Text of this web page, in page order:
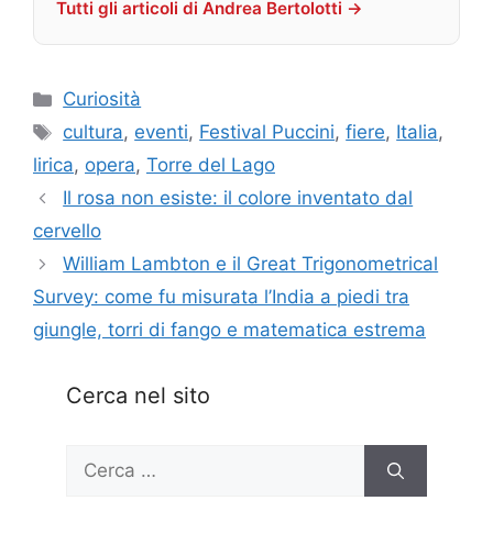
Tutti gli articoli di Andrea Bertolotti →
Categorie
Curiosità
Tag
cultura, eventi, Festival Puccini,fiere, Italia,
lirica, opera, Torre del Lago
Il rosa non esiste: il colore inventato dal
cervello
William Lambton e il Great Trigonometrical
Survey: come fu misurata l’India a piedi tra
giungle, torri di fango e matematica estrema
Cerca nel sito
Ricerca